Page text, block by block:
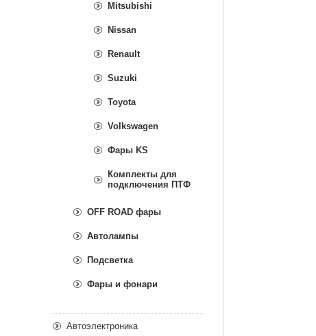
Mitsubishi
Nissan
Renault
Suzuki
Toyota
Volkswagen
Фары KS
Комплекты для
подключения ПТФ
OFF ROAD фары
Автолампы
Подсветка
Фары и фонари
Автоэлектроника